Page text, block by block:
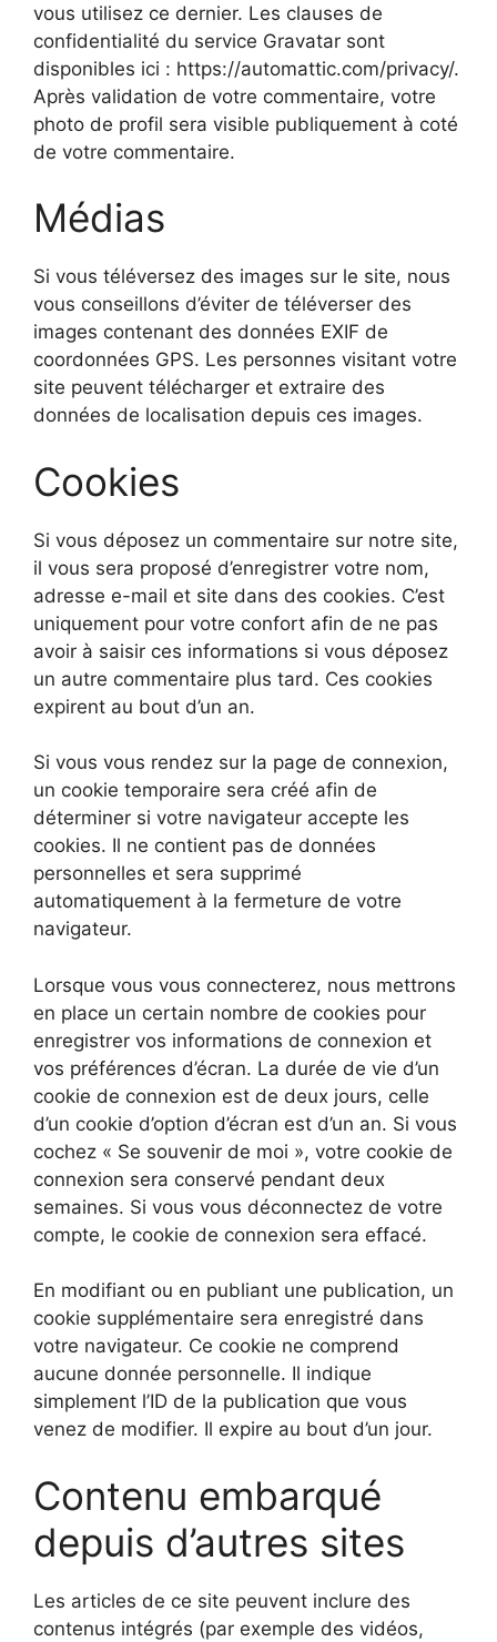
vous utilisez ce dernier. Les clauses de
confidentialité du service Gravatar sont
disponibles ici : https://automattic.com/privacy/.
Après validation de votre commentaire, votre
photo de profil sera visible publiquement à coté
de votre commentaire.
Médias
Si vous téléversez des images sur le site, nous
vous conseillons d’éviter de téléverser des
images contenant des données EXIF de
coordonnées GPS. Les personnes visitant votre
site peuvent télécharger et extraire des
données de localisation depuis ces images.
Cookies
Si vous déposez un commentaire sur notre site,
il vous sera proposé d’enregistrer votre nom,
adresse e-mail et site dans des cookies. C’est
uniquement pour votre confort afin de ne pas
avoir à saisir ces informations si vous déposez
un autre commentaire plus tard. Ces cookies
expirent au bout d’un an.
Si vous vous rendez sur la page de connexion,
un cookie temporaire sera créé afin de
déterminer si votre navigateur accepte les
cookies. Il ne contient pas de données
personnelles et sera supprimé
automatiquement à la fermeture de votre
navigateur.
Lorsque vous vous connecterez, nous mettrons
en place un certain nombre de cookies pour
enregistrer vos informations de connexion et
vos préférences d’écran. La durée de vie d’un
cookie de connexion est de deux jours, celle
d’un cookie d’option d’écran est d’un an. Si vous
cochez « Se souvenir de moi », votre cookie de
connexion sera conservé pendant deux
semaines. Si vous vous déconnectez de votre
compte, le cookie de connexion sera effacé.
En modifiant ou en publiant une publication, un
cookie supplémentaire sera enregistré dans
votre navigateur. Ce cookie ne comprend
aucune donnée personnelle. Il indique
simplement l’ID de la publication que vous
venez de modifier. Il expire au bout d’un jour.
Contenu embarqué
depuis d’autres sites
Les articles de ce site peuvent inclure des
contenus intégrés (par exemple des vidéos,